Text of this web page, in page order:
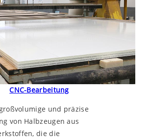
CNC-Bearbeitung
und präzise
von Halbzeugen aus
die die